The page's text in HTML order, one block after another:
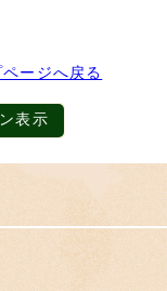
59-2111
を見る
0572-
55-
を見る
ページへ戻る
表示